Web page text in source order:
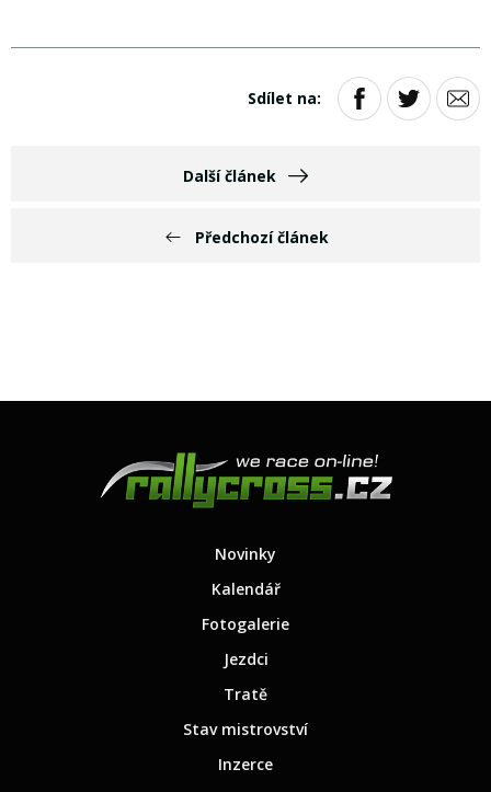
Předchozí článek
Sdílet na:
Další článek
Novinky
Kalendář
Fotogalerie
Jezdci
Tratě
Stav mistrovství
Inzerce